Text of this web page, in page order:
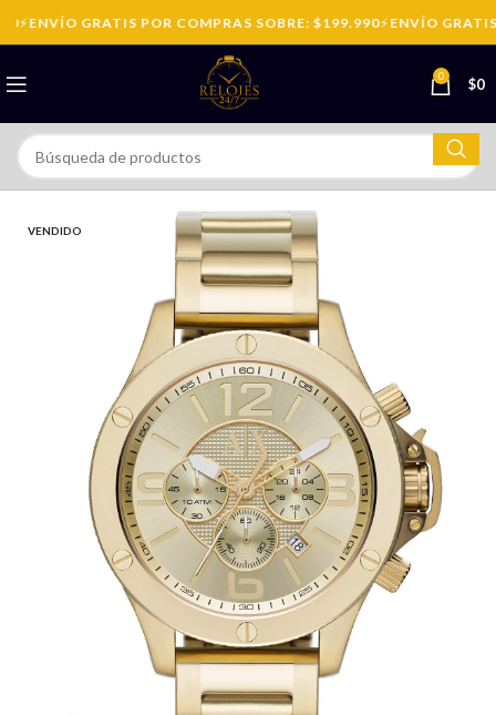
ENVÍO GRATIS POR COMPRAS SOBRE: $199.990⚡ENVÍO GRATIS
0 $0
VENDIDO